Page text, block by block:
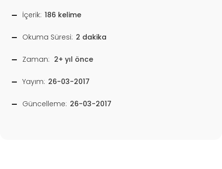
İçerik: 186 kelime
Okuma Süresi: 2 dakika
Zaman: 2+ yıl önce
Yayım: 26-03-2017
Güncelleme: 26-03-2017